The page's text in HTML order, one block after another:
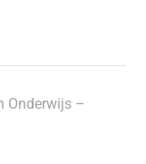
Onderwijs –